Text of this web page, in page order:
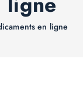
en ligne